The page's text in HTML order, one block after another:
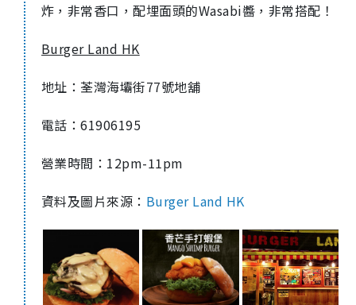
炸，非常香口，配埋面頭的Wasabi醬，非常搭配！
Burger Land HK
地址：荃灣海壩街77號地舖
電話：61906195
營業時間：12pm-11pm
資料及圖片來源： Burger Land HK